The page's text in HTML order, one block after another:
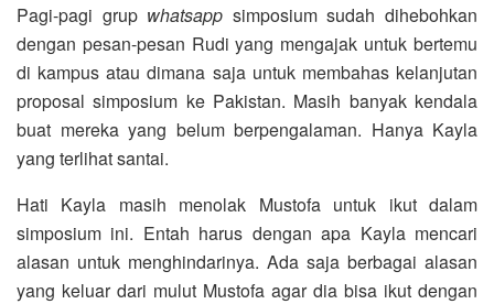
Pagi-pagi grup whatsapp simposium sudah dihebohkan
dengan pesan-pesan Rudi yang mengajak untuk bertemu
di kampus atau dimana saja untuk membahas kelanjutan
proposal simposium ke Pakistan. Masih banyak kendala
buat mereka yang belum berpengalaman. Hanya Kayla
yang terlihat santai.
Hati Kayla masih menolak Mustofa untuk ikut dalam
simposium ini. Entah harus dengan apa Kayla mencari
alasan untuk menghindarinya. Ada saja berbagai alasan
yang keluar dari mulut Mustofa agar dia bisa ikut dengan